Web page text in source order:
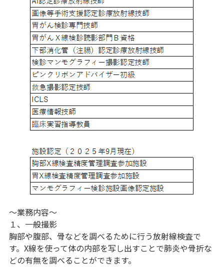
～業務内容～
１、一般撮影
胸部や腹部、骨などを調べるために行う放射線検査で
す。X線を使って体の内部を写し出すことで肺炎や骨折な
どの有無を調べることができます。